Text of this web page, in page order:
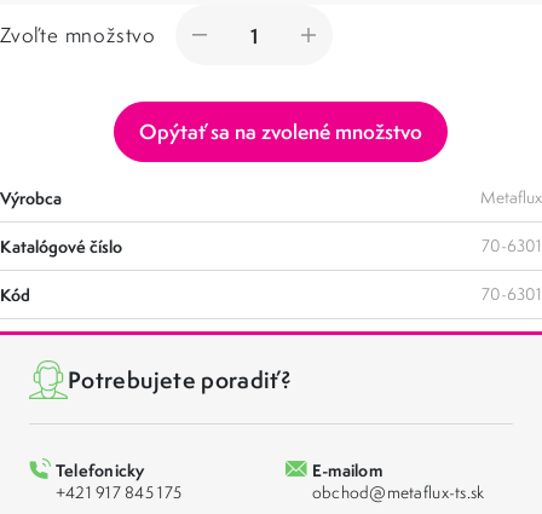
Zvoľte množstvo
Opýtať sa na zvolené množstvo
Výrobca Metaflux
Katalógové číslo 70-6301
Kód 70-6301
Potrebujete poradiť?
Telefonicky
+421 917 845 175
E-mailom
obchod@metaflux-ts.sk